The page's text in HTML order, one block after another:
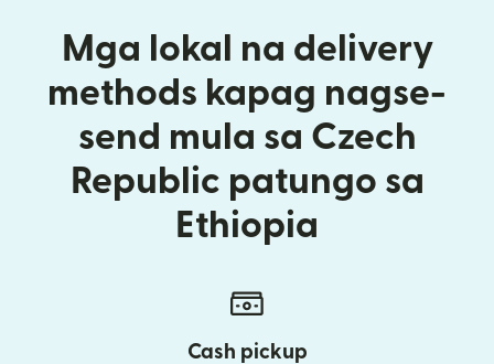
Mga lokal na delivery
methods kapag nagse-
send mula sa Czech
Republic patungo sa
Ethiopia
Cash pickup